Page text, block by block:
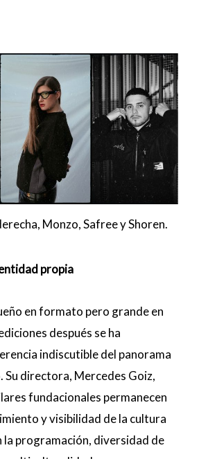
Monzo, Safree y Shoren.
propia
en formato pero grande en
después se ha
indiscutible del panorama
Su directora, Mercedes Goiz,
fundacionales permanecen
y visibilidad de la cultura
la programación, diversidad de